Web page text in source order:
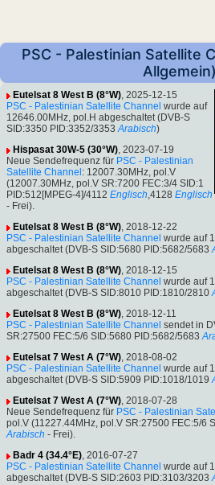
PSC - Palestinian Satellite
Allgemein)
Eutelsat 8 West B (8°W), 2025-12-15
PSC - Palestinian Satellite Channel wurde auf
12646.00MHz, pol.H abgeschaltet (DVB-S
SID:3350 PID:3352/3353 Arabisch)
Hispasat 30W-5 (30°W), 2023-07-19
Neue Sendefrequenz für PSC - Palestinian
Satellite Channel : 12007.30MHz, pol.V
(12007.30MHz, pol.V SR:7200 FEC:3/4 SID:1
PID:512[MPEG-4]/4112 Englisch,4128 Englisch
- Frei).
Eutelsat 8 West B (8°W), 2018-12-22
PSC - Palestinian Satellite Channel wurde auf
abgeschaltet (DVB-S SID:5680 PID:5682/5683
Eutelsat 8 West B (8°W), 2018-12-15
PSC - Palestinian Satellite Channel wurde auf
abgeschaltet (DVB-S SID:8010 PID:1810/2810
Eutelsat 8 West B (8°W), 2018-12-11
PSC - Palestinian Satellite Channel sendet in
SR:27500 FEC:5/6 SID:5680 PID:5682/5683
Eutelsat 7 West A (7°W), 2018-08-02
PSC - Palestinian Satellite Channel wurde auf
abgeschaltet (DVB-S SID:5909 PID:1018/1019
Eutelsat 7 West A (7°W), 2018-07-28
Neue Sendefrequenz für PSC - Palestinian
pol.V (11227.44MHz, pol.V SR:27500 FEC:5/6
Arabisch - Frei).
Badr 4 (34.4°E), 2016-07-27
PSC - Palestinian Satellite Channel wurde auf
abgeschaltet (DVB-S SID:2603 PID:3103/3203